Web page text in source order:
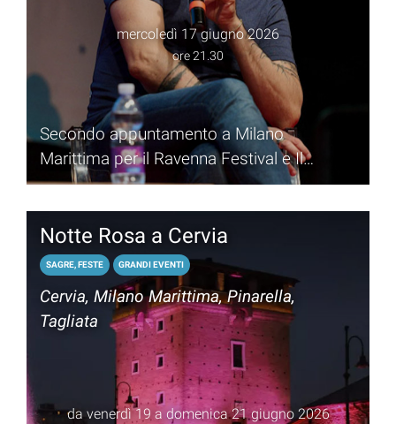
mercoledì 17 giugno 2026
ore 21.30
Secondo appuntamento a Milano
Marittima per il Ravenna Festival e Il
Trebbo in musica con Pablo Trincia
Notte Rosa a Cervia
SAGRE, FESTE GRANDI EVENTI
Cervia, Milano Marittima, Pinarella,
Tagliata
da venerdì 19 a domenica 21 giugno 2026